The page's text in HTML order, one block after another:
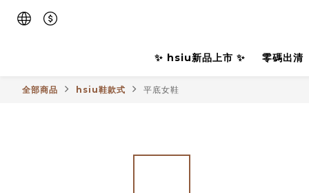
✨ hsiu新品上市 ✨ 零碼出清
全部商品 hsiu鞋款式 平底女鞋